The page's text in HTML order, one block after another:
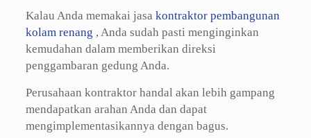
Kalau Anda memakai jasa kontraktor pembangunan
kolam renang , Anda sudah pasti menginginkan
kemudahan dalam memberikan direksi
penggambaran gedung Anda.
Perusahaan kontraktor handal akan lebih gampang
mendapatkan arahan Anda dan dapat
mengimplementasikannya dengan bagus.